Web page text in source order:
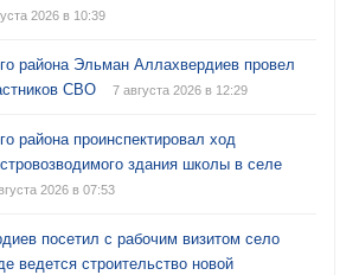
2026 в 10:39
района Эльман Аллахвердиев провел
СВО
7 августа 2026 в 12:29
района проинспектировал ход
здания школы в селе
2026 в 07:53
посетил с рабочим визитом село
ведется строительство новой